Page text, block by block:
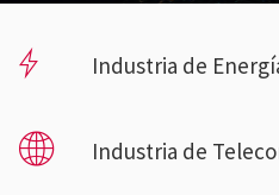
Industria de
Industria de